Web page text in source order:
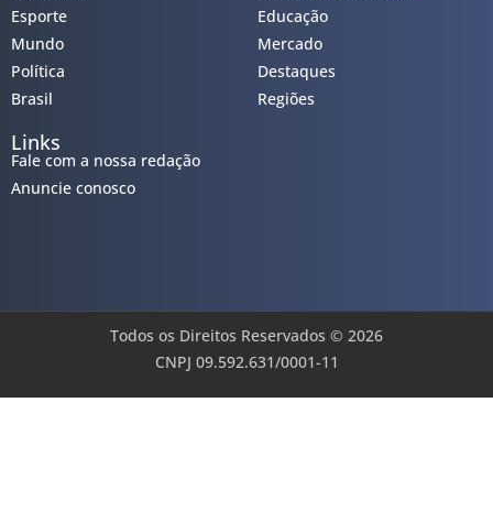
Esporte
Mundo
Política
Brasil
Educação
Mercado
Destaques
Regiões
Links
Fale com a nossa redação
Anuncie conosco
Todos os Direitos Reservados © 2026
CNPJ 09.592.631/0001-11